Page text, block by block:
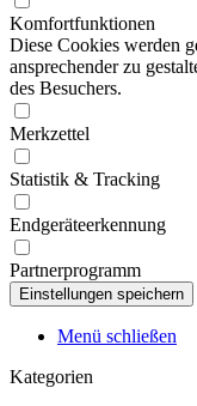
Komfortfunktionen
Diese Cookies werden
ansprechender zu
des Besuchers.
Merkzettel
Statistik & Tracking
Endgeräteerkennung
Partnerprogramm
Menü schließen
Kategorien